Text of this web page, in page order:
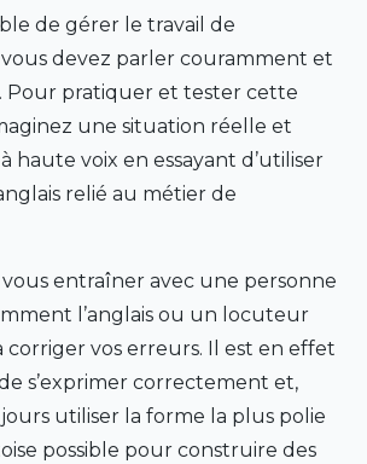
de gérer le travail de
devez parler couramment et
Pour pratiquer et tester cette
une situation réelle et
haute voix en essayant d’utiliser
relié au métier de
vous entraîner avec une personne
l’anglais ou un locuteur
vos erreurs. Il est en effet
s’exprimer correctement et,
utiliser la forme la plus polie
possible pour construire des